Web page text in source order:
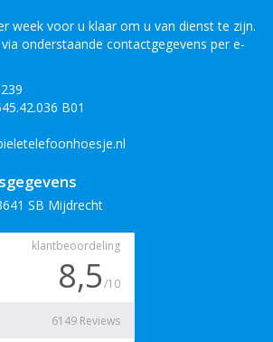
week voor u klaar om u van dienst te zijn.
onderstaande contactgegevens per e-
B01
SB Mijdrecht